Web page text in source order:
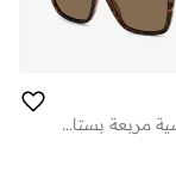
نظارات شمسية مربعة بستايل بولارويد